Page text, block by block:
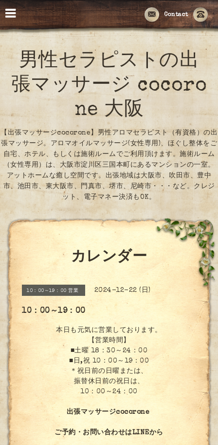
Contact
男性セラピストの出
張マッサージ cocoro
ne 大阪
【出張マッサージcocorone】男性アロマセラピスト（有資格）の出
張マッサージ。アロマオイルマッサージ(女性専用)、ほぐし整体をご
自宅、ホテル、もしくは施術ルームでご利用頂けます。施術ルーム
（女性専用）は、大阪市淀川区三国本町にあるマンションの一室。
アットホームな癒し空間です。出張地域は大阪市、吹田市、豊中
市、池田市、東大阪市、門真市、堺市、尼崎市・・・など。クレジ
ット、電子マネー決済もOK。
カレンダー
10：00～19：00 営業 2024-12-22 (日)
10：00～19：00
本日も元気に営業しております。
【営業時間】
■土曜 18：30～24：00
■日,祝 10：00～19：00
＊祝日前の日曜または、
振替休日前の祝日は、
10：00～24：00
出張マッサージcocorone
ご予約・お問い合わせはLINEから